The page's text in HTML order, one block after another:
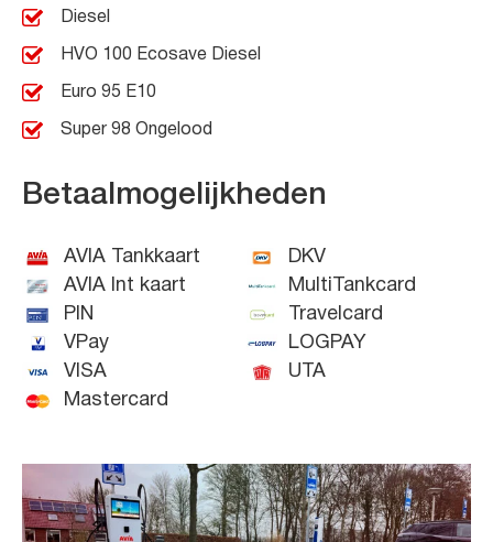
Diesel
HVO 100 Ecosave Diesel
Euro 95 E10
Super 98 Ongelood
Betaalmogelijkheden
AVIA Tankkaart
AVIA Int kaart
PIN
VPay
VISA
Mastercard
DKV
MultiTankcard
Travelcard
LOGPAY
UTA